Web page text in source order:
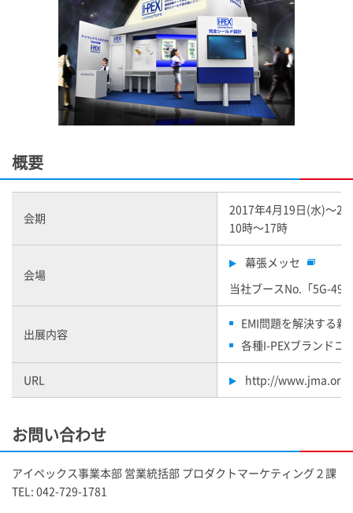
概要
会期
2017年4月19日(水)～21
10時～17時
会場
幕張メッセ
当社ブースNo.「5G-49
出展内容
EMI問題を解決する
各種I-PEXブランドコ
URL http://
お問い合わせ
アイペックス事業本部 営業統括部 プロダクトマーケティング２課
TEL: 042-729-1781